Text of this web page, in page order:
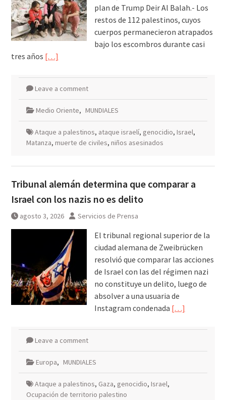
plan de Trump Deir Al Balah.- Los
restos de 112 palestinos, cuyos
cuerpos permanecieron atrapados
bajo los escombros durante casi
tres años […]
Leave a comment
Medio Oriente, MUNDIALES
Ataque a palestinos, ataque israelí, genocidio, Israel,
Matanza, muerte de civiles, niños asesinados
Tribunal alemán determina que comparar a
Israel con los nazis no es delito
agosto 3, 2026 Servicios de Prensa
El tribunal regional superior de la
ciudad alemana de Zweibrücken
resolvió que comparar las acciones
de Israel con las del régimen nazi
no constituye un delito, luego de
absolver a una usuaria de
Instagram condenada […]
Leave a comment
Europa, MUNDIALES
Ataque a palestinos, Gaza, genocidio, Israel,
Ocupación de territorio palestino